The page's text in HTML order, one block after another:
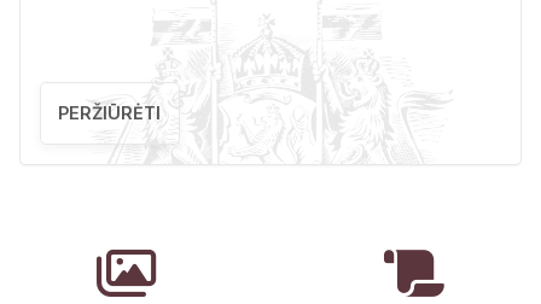
PERŽIŪRĖTI